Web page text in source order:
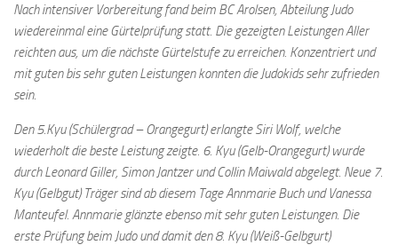
Nach intensiver Vorbereitung fand beim BC Arolsen, Abteilung Judo
wiedereinmal eine Gürtelprüfung statt. Die gezeigten Leistungen Aller
reichten aus, um die nächste Gürtelstufe zu erreichen. Konzentriert und
mit guten bis sehr guten Leistungen konnten die Judokids sehr zufrieden
sein.
Den 5.Kyu (Schülergrad – Orangegurt) erlangte Siri Wolf, welche
wiederholt die beste Leistung zeigte. 6. Kyu (Gelb-Orangegurt) wurde
durch Leonard Giller, Simon Jantzer und Collin Maiwald abgelegt. Neue 7.
Kyu (Gelbgut) Träger sind ab diesem Tage Annmarie Buch und Vanessa
Manteufel. Annmarie glänzte ebenso mit sehr guten Leistungen. Die
erste Prüfung beim Judo und damit den 8. Kyu (Weiß-Gelbgurt)